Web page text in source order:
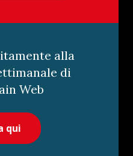
alla
di
Web
qui